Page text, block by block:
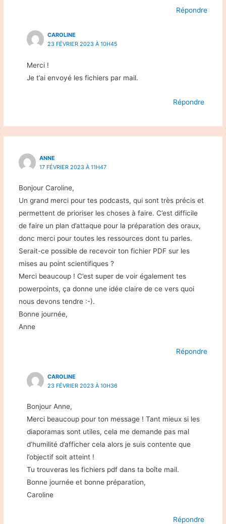
Répondre
CAROLINE
23 FÉVRIER 2023 À 10H45
Merci !
Je t’ai envoyé les fichiers par mail.
Répondre
ANNE
17 FÉVRIER 2023 À 11H47
Bonjour Caroline,
Un grand merci pour tes podcasts, qui sont très précis et
permettent de prioriser les choses à faire. C’est difficile
de faire un plan d’attaque pour la préparation des oraux,
donc merci pour toutes les ressources dont tu parles.
Serait-ce possible de recevoir ton fichier PDF sur les
mises au point scientifiques ?
Merci beaucoup ! C’est super de voir également tes
powerpoints, ça donne une idée claire de ce vers quoi
nous devons tendre :-).
Bonne journée,
Anne
Répondre
CAROLINE
23 FÉVRIER 2023 À 10H36
Bonjour Anne,
Merci beaucoup pour ton message ! Tant mieux si les
diaporamas sont utiles, cela me demande pas mal
d’humilité d’afficher cela alors je suis contente que
l’objectif soit atteint !
Tu trouveras les fichiers pdf dans ta boîte mail.
Bonne journée et bonne préparation,
Caroline
Répondre